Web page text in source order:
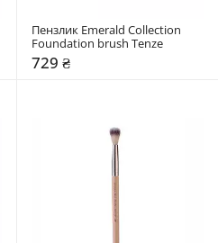
Пензлик Emerald Collection
Foundation brush Tenze
729 ₴